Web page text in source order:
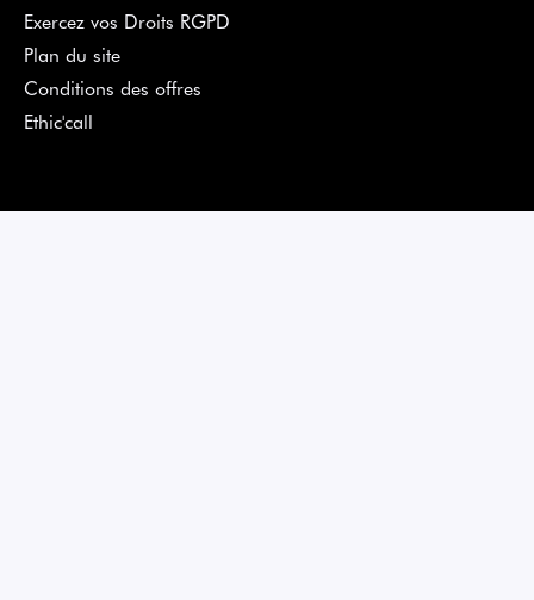
Exercez vos Droits RGPD
Plan du site
Conditions des offres
Ethic'call